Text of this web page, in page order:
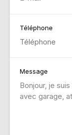
Téléphone
Message